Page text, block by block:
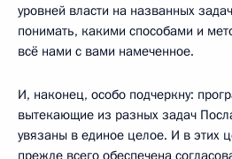
уровней власти на названных
понимать, какими способами и
всё нами с вами намеченное.
И, наконец, особо подчеркну:
вытекающие из разных задач
увязаны в единое целое. И в этих
прежде всего обеспечена